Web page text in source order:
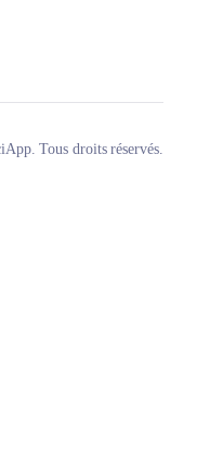
Tous droits réservés.